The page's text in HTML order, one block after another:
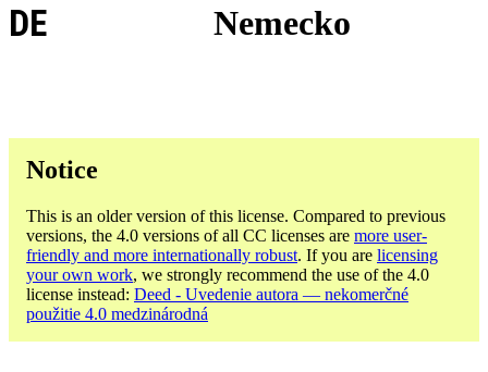
Nemecko
DE
Notice
This is an older version of this license. Compared to previous
versions, the 4.0 versions of all CC licenses are more user-
friendly and more internationally robust. If you are licensing
your own work, we strongly recommend the use of the 4.0
license instead: Deed - Uvedenie autora — nekomerčné
použitie 4.0 medzinárodná